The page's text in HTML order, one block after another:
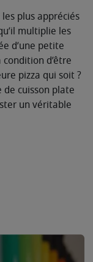
les plus appréciés
multiplie les
d’une petite
d’être
pizza qui soit ?
de cuisson plate
un véritable